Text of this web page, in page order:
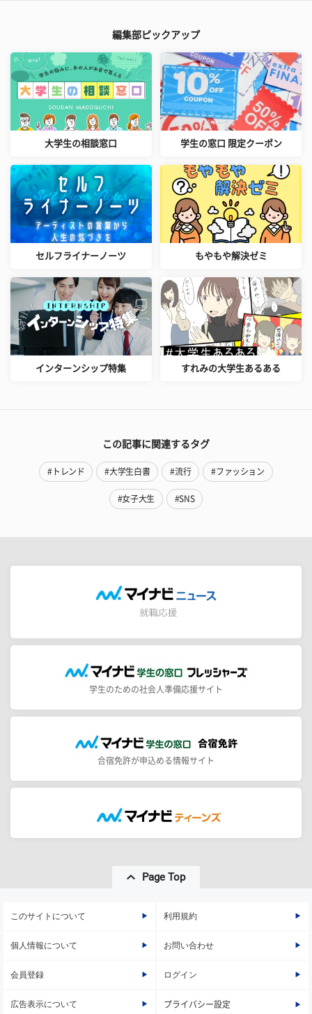
編集部ピックアップ
大学生の相談窓口 学生の窓口 限定クーポン
セルフライナーノーツ もやもや解決ゼミ
インターンシップ特集 すれみの大学生あるある
この記事に関連するタグ
#トレンド #大学生白書 #流行 #ファッション
#女子大生 #SNS
学生のための社会人準備応援サイト
合宿免許が申込める情報サイト
Page Top
このサイトについて 利用規約
個人情報について お問い合わせ
会員登録 ログイン
広告表示について プライバシー設定